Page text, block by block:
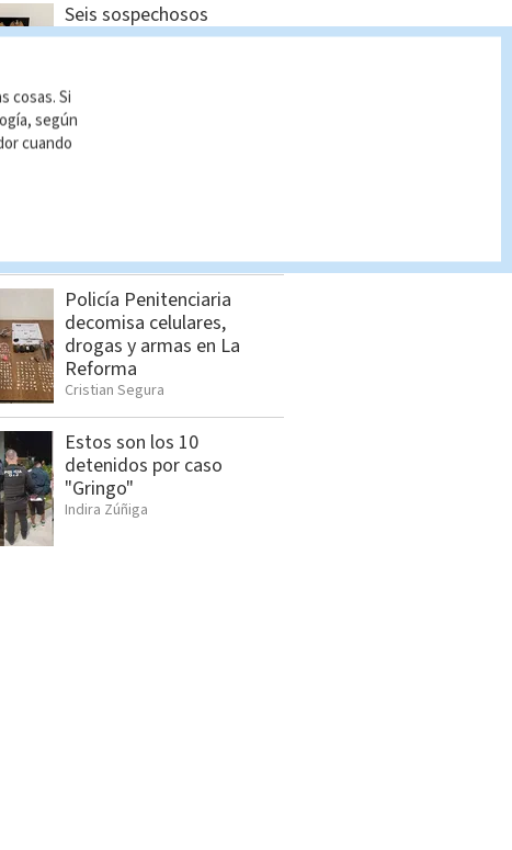
Seis sospechosos
vinculados con estructura
detenidos en Jacó
Indira Zúñiga
Allanamientos en Limón:
Policía Penitenciaria
decomisa celulares,
drogas y armas en La
Reforma
Cristian Segura
Estos son los 10
detenidos por caso
"Gringo"
Indira Zúñiga
cosas. Si
según
cuando